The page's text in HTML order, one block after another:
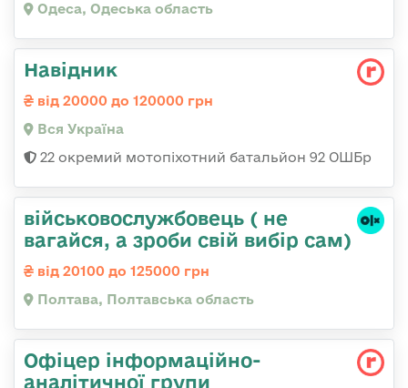
Одеса, Одеська область
Навідник
від 20000 до 120000 грн
Вся Україна
22 окремий мотопіхотний батальйон 92 ОШБр
військовослужбовець ( не
вагайся, а зроби свій вибір сам)
від 20100 до 125000 грн
Полтава, Полтавська область
Офіцер інформаційно-
аналітичної групи